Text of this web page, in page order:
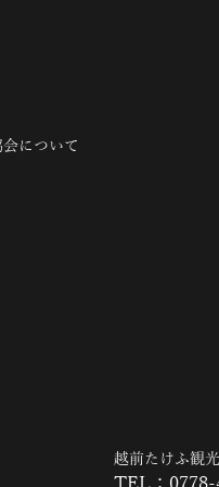
について
越前たけふ観